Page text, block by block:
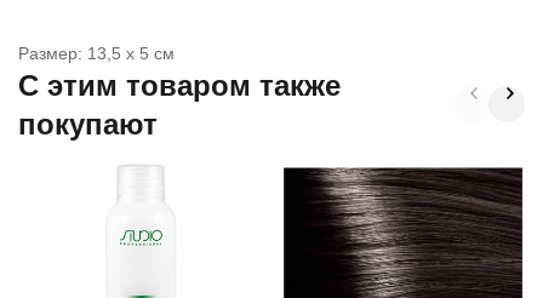
Размер: 13,5 х 5 см
C этим товаром также
покупают